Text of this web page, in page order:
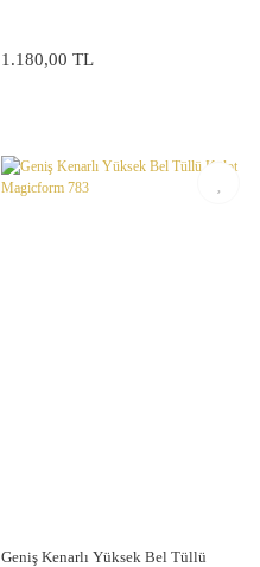
1.180,00 TL
Geniş Kenarlı Yüksek Bel Tüllü